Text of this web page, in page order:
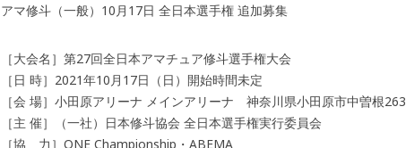
アマ修斗（一般）10月17日 全日本選手権 追加募集
［大会名］第27回全日本アマチュア修斗選手権大会
［日 時］2021年10月17日（日）開始時間未定
［会 場］小田原アリーナ メインアリーナ 神奈川県小田原市中曽根263
［主 催］（一社）日本修斗協会 全日本選手権実行委員会
［協 力］ONE Championship・ABEMA